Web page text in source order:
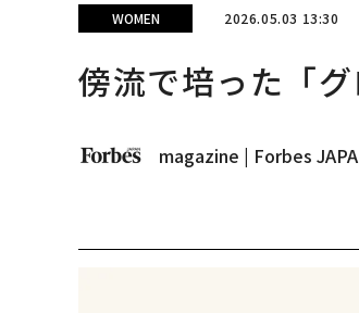
WOMEN 2026.05.03 13:30
傍流で培った「グ
magazine | Forbes